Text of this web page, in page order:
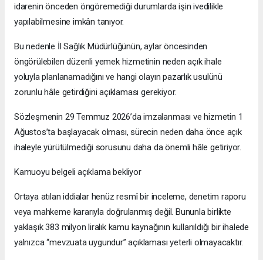
idarenin önceden öngöremediği durumlarda işin ivedilikle
yapılabilmesine imkân tanıyor.
Bu nedenle İl Sağlık Müdürlüğünün, aylar öncesinden
öngörülebilen düzenli yemek hizmetinin neden açık ihale
yoluyla planlanamadığını ve hangi olayın pazarlık usulünü
zorunlu hâle getirdiğini açıklaması gerekiyor.
Sözleşmenin 29 Temmuz 2026’da imzalanması ve hizmetin 1
Ağustos’ta başlayacak olması, sürecin neden daha önce açık
ihaleyle yürütülmediği sorusunu daha da önemli hâle getiriyor.
Kamuoyu belgeli açıklama bekliyor
Ortaya atılan iddialar henüz resmî bir inceleme, denetim raporu
veya mahkeme kararıyla doğrulanmış değil. Bununla birlikte
yaklaşık 383 milyon liralık kamu kaynağının kullanıldığı bir ihalede
yalnızca “mevzuata uygundur” açıklaması yeterli olmayacaktır.